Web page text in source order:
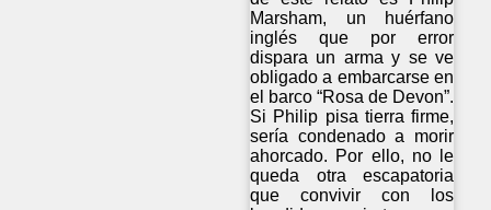
Marsham, un huérfano
inglés que por error
dispara un arma y se ve
obligado a embarcarse en
el barco “Rosa de Devon”.
Si Philip pisa tierra firme,
sería condenado a morir
ahorcado. Por ello, no le
queda otra escapatoria
que convivir con los